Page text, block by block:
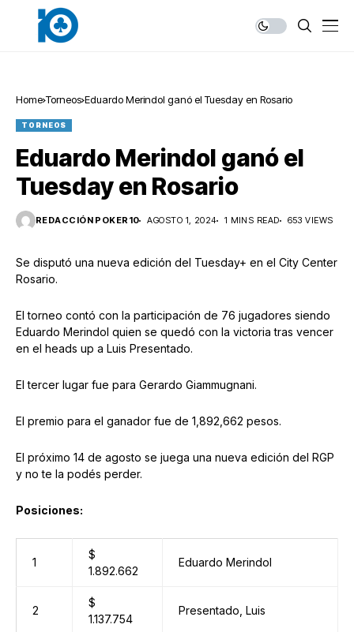
Home Torneos Eduardo Merindol ganó el Tuesday en Rosario
TORNEOS
Eduardo Merindol ganó el
Tuesday en Rosario
REDACCIÓN POKER10 AGOSTO 1, 2024 1 MINS READ 653 VIEWS
Se disputó una nueva edición del Tuesday+ en el City Center
Rosario.
El torneo contó con la participación de 76 jugadores siendo
Eduardo Merindol quien se quedó con la victoria tras vencer
en el heads up a Luis Presentado.
El tercer lugar fue para Gerardo Giammugnani.
El premio para el ganador fue de 1,892,662 pesos.
El próximo 14 de agosto se juega una nueva edición del RGP
y no te la podés perder.
Posiciones:
1
$
1.892.662
Eduardo Merindol
2
$
1.137.754
Presentado, Luis